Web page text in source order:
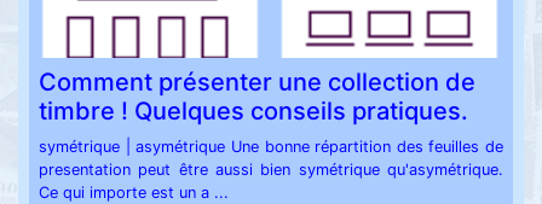
Comment présenter une collection de
timbre ! Quelques conseils pratiques.
symétrique | asymétrique Une bonne répartition des feuilles de
presentation peut être aussi bien symétrique qu'asymétrique.
Ce qui importe est un a ...